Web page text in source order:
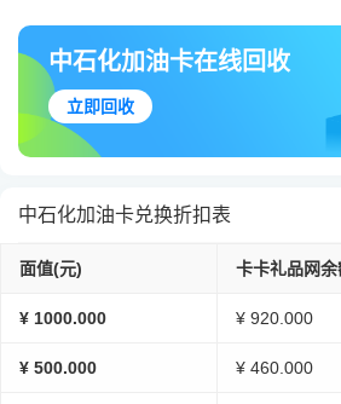
中石化加油卡在线回收
立即回收
中石化加油卡兑换折扣表
面值(元) 卡卡礼品网余
¥ 1000.000 ¥ 920.000
¥ 500.000 ¥ 460.000